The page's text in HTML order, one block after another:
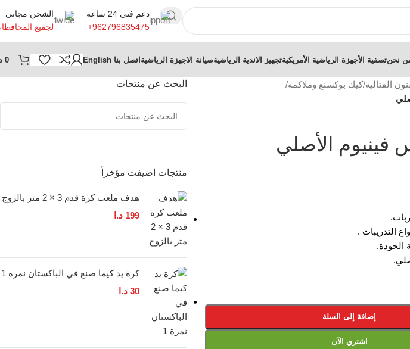
دعم فني 24 ساعة
+962796835475
الشحن مجاني
لجميع
نحنتصفية الأجهزة الرياضية الأمريكيةتجهيز الاندية الرياضيةصيانة الاجهزة الرياضيةاتصل بنا English
0
القتالية/كيك بوكسنغ وملاكمة/
فينيوم الأصلي
التدريبات .
الجودة.
إضافة إلى السلة
اشتري الآن
البحث عن منتجات
منتجات اضيفت مؤخراً
هدف ملعب كرة قدم 3 × 2 متر بالزوج
199 د.ا
كرة يد كيما صنع في الباكستان نمرة 1
30 د.ا